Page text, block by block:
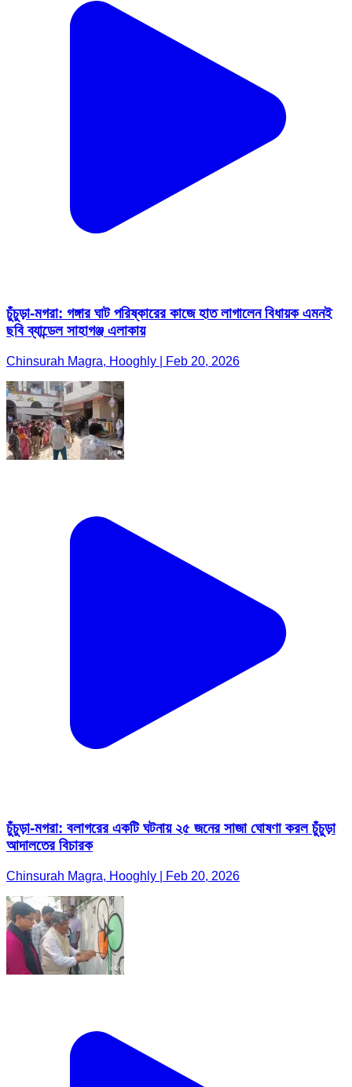
চুঁচুড়া-মগরা: গঙ্গার ঘাট পরিষ্কারের কাজে হাত লাগালেন বিধায়ক এমনই
ছবি ব্যান্ডেল সাহাগঞ্জ এলাকায়
Chinsurah Magra, Hooghly | Feb 20, 2026
চুঁচুড়া-মগরা: বলাগরের একটি ঘটনায় ২৫ জনের সাজা ঘোষণা করল চুঁচুড়া
আদালতের বিচারক
Chinsurah Magra, Hooghly | Feb 20, 2026